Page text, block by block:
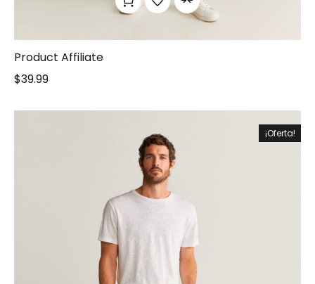
Product Affiliate
$39.99
¡Oferta!